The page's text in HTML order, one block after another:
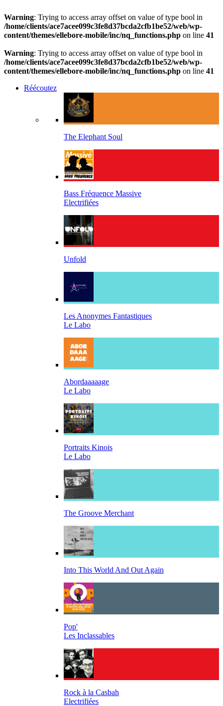
Warning: Trying to access array offset on value of type bool in
/home/clients/ace7acee099c3fe8d37bcda2cfb1be52/web/wp-
content/themes/ellebore-mobile/inc/nq_functions.php on line 41
Warning: Trying to access array offset on value of type bool in
/home/clients/ace7acee099c3fe8d37bcda2cfb1be52/web/wp-
content/themes/ellebore-mobile/inc/nq_functions.php on line 41
Réécoutez
The Elephant Soul
Bass Fréquence Massive
Electrifiées
Unfold
Les Anonymes Fantastiques
Le Labo
Abordaaaaage
Le Labo
Portraits Kinois
Le Labo
The Groove Merchant
Into This World And Out Again
Pop'
Les Inclassables
Rock à la Casbah
Electrifiées